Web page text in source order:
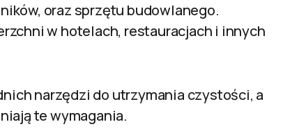
oraz sprzętu budowlanego.
w hotelach, restauracjach i innych
narzędzi do utrzymania czystości, a
te wymagania.